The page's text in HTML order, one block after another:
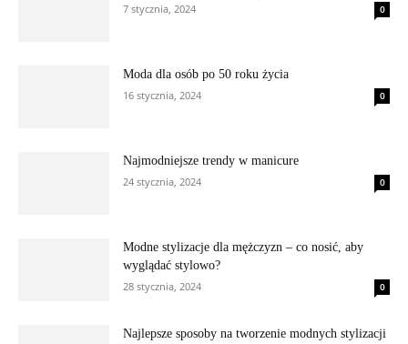
7 stycznia, 2024
0
Moda dla osób po 50 roku życia
16 stycznia, 2024
0
Najmodniejsze trendy w manicure
24 stycznia, 2024
0
Modne stylizacje dla mężczyzn – co nosić, aby
wyglądać stylowo?
28 stycznia, 2024
0
Najlepsze sposoby na tworzenie modnych stylizacji